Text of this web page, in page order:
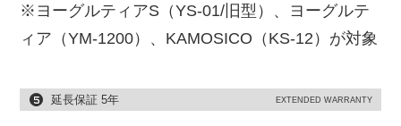
※ヨーグルティアS（YS-01/旧型）、ヨーグルテ
ィア（YM-1200）、KAMOSICO（KS-12）が対象
延長保証 5年 EXTENDED WARRANTY